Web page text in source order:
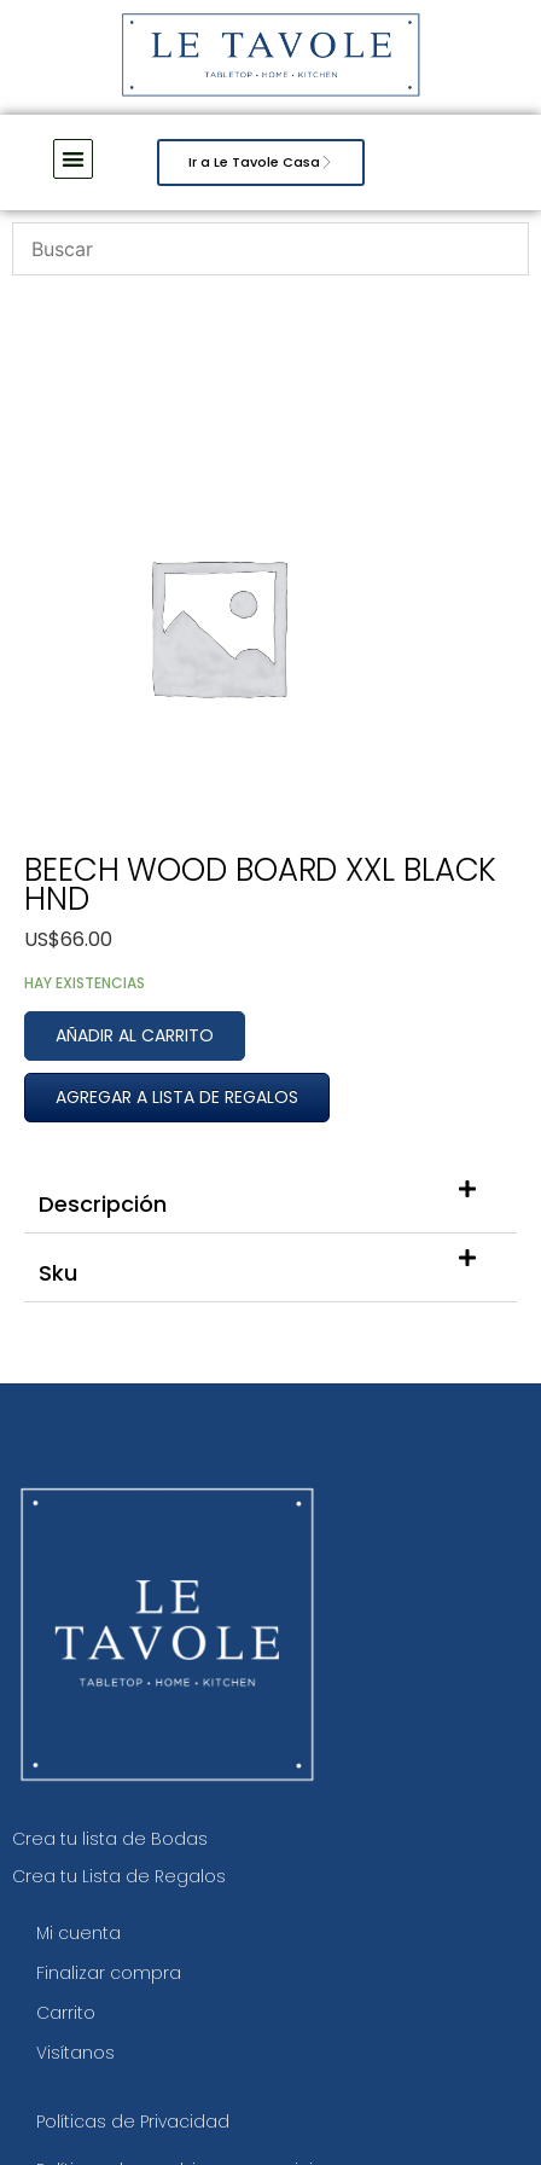
Ir a Le Tavole Casa
BEECH WOOD BOARD XXL BLACK
HND
US$66.00
HAY EXISTENCIAS
AÑADIR AL CARRITO
AGREGAR A LISTA DE REGALOS
Descripción
Sku
Crea tu lista de Bodas
Crea tu Lista de Regalos
Mi cuenta
Finalizar compra
Carrito
Visítanos
Políticas de Privacidad